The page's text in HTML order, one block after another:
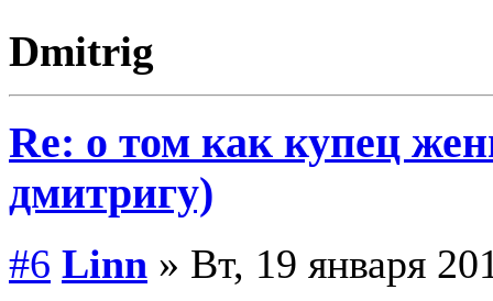
Dmitrig
Re: о том как купец
дмитригу)
#6 Linn » Вт, 19 января